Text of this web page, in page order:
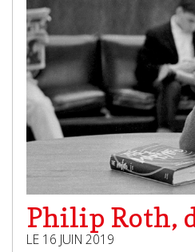
Philip Roth,
LE 16 JUIN 2019